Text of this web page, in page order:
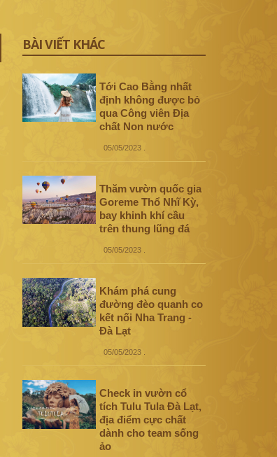
BÀI VIẾT KHÁC
Tới Cao Bằng nhất
định không được bỏ
qua Công viên Địa
chất Non nước
05/05/2023.
Thăm vườn quốc gia
Goreme Thổ Nhĩ Kỳ,
bay khinh khí cầu
trên thung lũng đá
05/05/2023.
Khám phá cung
đường đèo quanh co
kết nối Nha Trang -
Đà Lạt
05/05/2023.
Check in vườn cổ
tích Tulu Tula Đà Lạt,
địa điểm cực chất
dành cho team sống
ảo